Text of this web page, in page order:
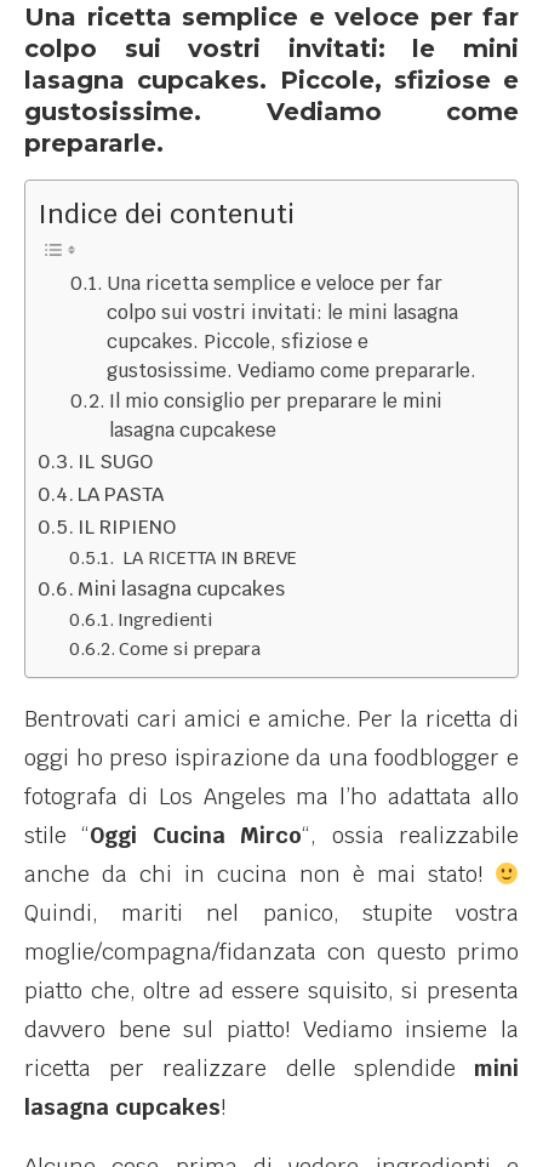
Una ricetta semplice e veloce per far
colpo sui vostri invitati: le mini
lasagna cupcakes. Piccole, sfiziose e
gustosissime. Vediamo come
prepararle.
Indice dei contenuti
Una ricetta semplice e veloce per far
colpo sui vostri invitati: le mini lasagna
cupcakes. Piccole, sfiziose e
gustosissime. Vediamo come prepararle.
Il mio consiglio per preparare le mini
lasagna cupcakese
IL SUGO
LA PASTA
IL RIPIENO
LA RICETTA IN BREVE
Mini lasagna cupcakes
Ingredienti
Come si prepara
Bentrovati cari amici e amiche. Per la ricetta di
oggi ho preso ispirazione da una foodblogger e
fotografa di Los Angeles ma l’ho adattata allo
stile “Oggi Cucina Mirco“, ossia realizzabile
anche da chi in cucina non è mai stato!
Quindi, mariti nel panico, stupite vostra
moglie/compagna/fidanzata con questo primo
piatto che, oltre ad essere squisito, si presenta
davvero bene sul piatto! Vediamo insieme la
ricetta per realizzare delle splendide mini
lasagna cupcakes!